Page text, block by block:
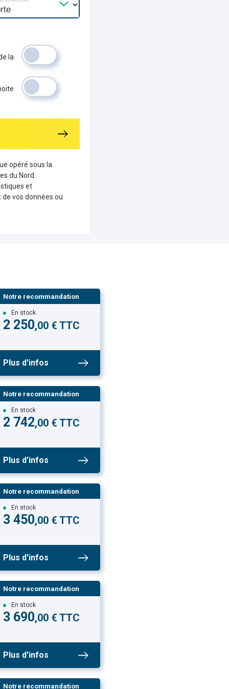
la
opéré sous la
du Nord.
et
vos données ou
Notre recommandation
En stock
2 250,00 € TTC
Plus d'infos
Notre recommandation
En stock
2 742,00 € TTC
Plus d'infos
Notre recommandation
En stock
3 450,00 € TTC
Plus d'infos
Notre recommandation
En stock
3 690,00 € TTC
Plus d'infos
Notre recommandation